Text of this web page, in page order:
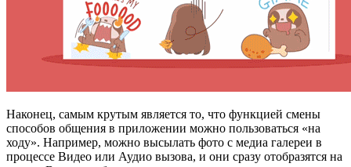
Наконец, самым крутым является то, что функцией смены
способов общения в приложении можно пользоваться «на
ходу». Например, можно высылать фото с медиа галереи в
процессе Видео или Аудио вызова, и они сразу отобразятся на